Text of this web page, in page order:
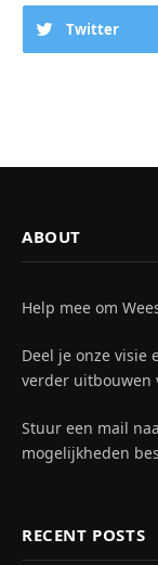
Twitter
ABOUT
Help mee om
Deel je onze visie
verder uitbouwen
Stuur een mail
mogelijkheden
RECENT POSTS